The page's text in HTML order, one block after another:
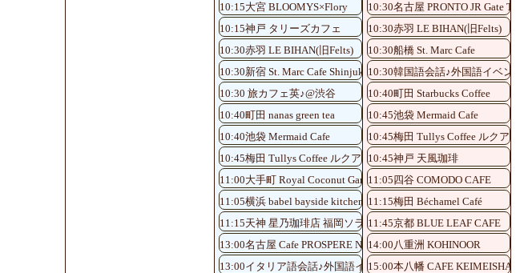
10:15大宮 BLOOMYS×Flory
10:15神戸 タリーズカフェ
10:30赤羽 LE BIHAN(旧Felts)
10:30新宿 St. Marc Cafe Shinjuku Shinminami-guchi
10:30 旅カフェ英♪@渋谷
10:40町田 nanas green tea
10:40池袋 Mermaid Cafe
10:45梅田 Tullys Coffee ルクアイーレ5階店
11:00大手町 Royal Coconut Garden
11:05横浜 babel bayside kitchen
11:15天神 星乃珈琲店 福岡ソラリア店
13:00名古屋 Cafe PROSPERE Nayabashi
13:00イタリア語会話♪外国語イベント 渋谷UPLIGHT COFFEE
10:30名古屋 PRONTO JR Gate
10:30赤羽 LE BIHAN(旧Felts)
10:30船橋 St. Marc Cafe
10:30韓国語会話♪外国語イベント
10:40町田 Starbucks Coffee
10:45池袋 Mermaid Cafe
10:45梅田 Tullys Coffee ルクアイ
10:45神戸 天風珈琲
11:05四谷 COMODO CAFE
11:15梅田 Béchamel Café
11:45京都 BLUE LEAF CAFE
14:00八重洲 KOHINOOR
15:00本八幡 CAFE KEIMEISHA